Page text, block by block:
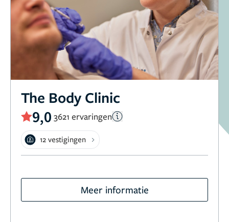
The Body Clinic
9,0 3621 ervaringen
12 vestigingen
Meer informatie